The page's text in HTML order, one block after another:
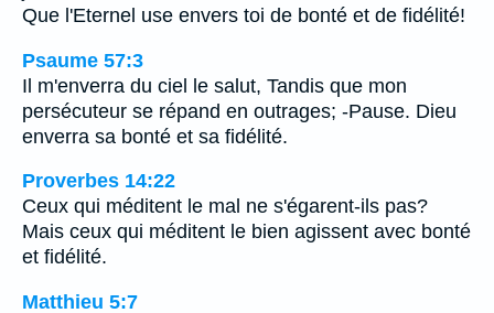
Que l'Eternel use envers toi de bonté et de fidélité!
Psaume 57:3
Il m'enverra du ciel le salut, Tandis que mon
persécuteur se répand en outrages; -Pause. Dieu
enverra sa bonté et sa fidélité.
Proverbes 14:22
Ceux qui méditent le mal ne s'égarent-ils pas?
Mais ceux qui méditent le bien agissent avec bonté
et fidélité.
Matthieu 5:7